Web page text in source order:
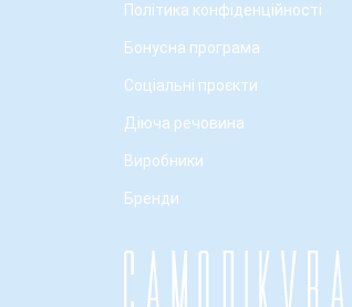
Політика конфіденційності
Бонусна програма
Соціальні проєкти
Діюча речовина
Виробники
Бренди